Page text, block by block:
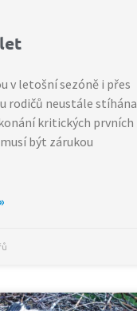
v letošní sezóně i přes
rodičů neustále stíhána
kritických prvních
být zárukou